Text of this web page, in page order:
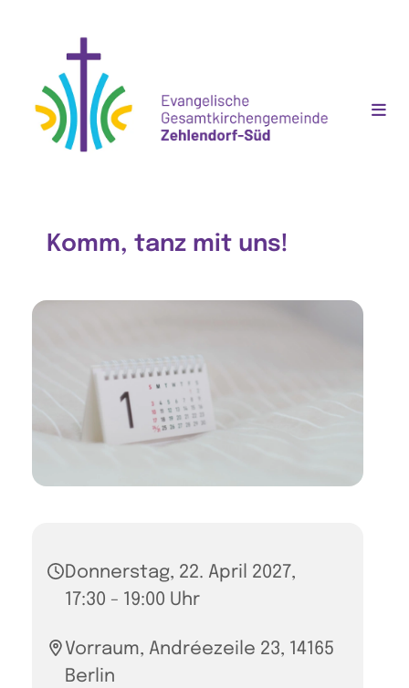
Komm, tanz mit uns!
Donnerstag, 22. April 2027,
17:30 - 19:00 Uhr
Vorraum, Andréezeile 23, 14165
Berlin